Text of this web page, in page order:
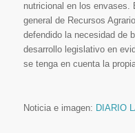
nutricional en los envases.
general de Recursos
defendido la necesidad de
desarrollo legislativo en
se tenga en cuenta la
Noticia e imagen: DIARIO